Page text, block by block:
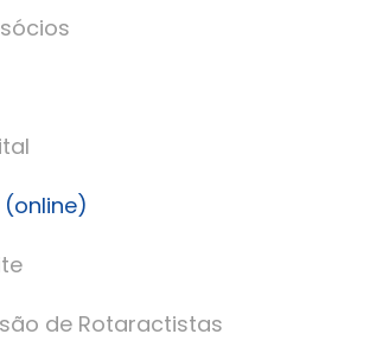
de Rotaractistas